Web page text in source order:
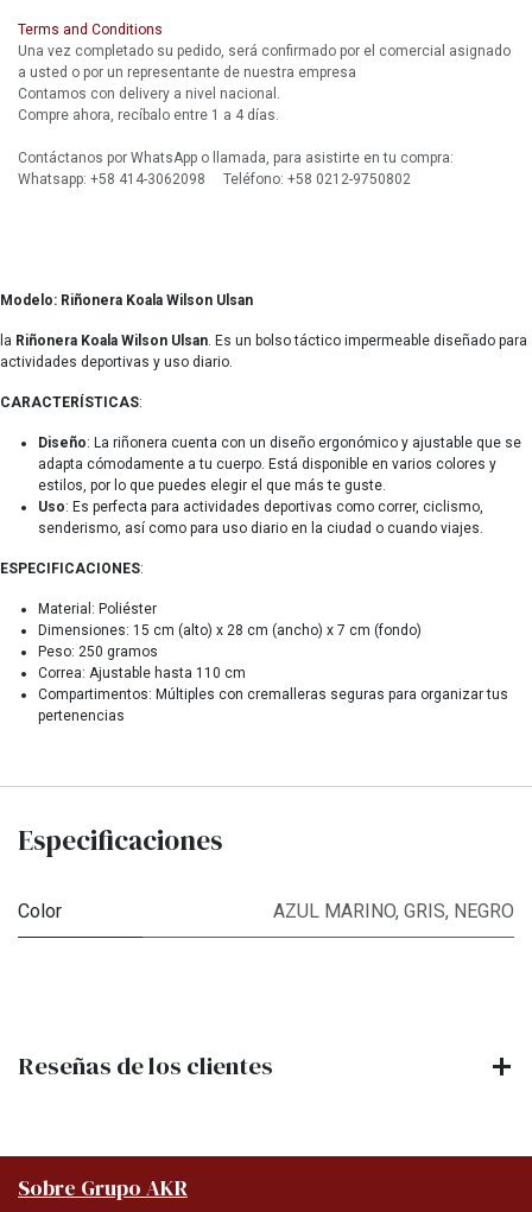
Terms and Conditions
Una vez completado su pedido, será confirmado por el comercial asignado
a usted o por un representante de nuestra empresa
Contamos con delivery a nivel nacional.
Compre ahora, recíbalo entre 1 a 4 días.
Contáctanos por WhatsApp o llamada, para asistirte en tu compra:
Whatsapp: +58 414-3062098 Teléfono: +58 0212-9750802
Modelo: Riñonera Koala Wilson Ulsan
la Riñonera Koala Wilson Ulsan. Es un bolso táctico impermeable diseñado para
actividades deportivas y uso diario.
CARACTERÍSTICAS:
Diseño: La riñonera cuenta con un diseño ergonómico y ajustable que se
adapta cómodamente a tu cuerpo. Está disponible en varios colores y
estilos, por lo que puedes elegir el que más te guste.
Uso: Es perfecta para actividades deportivas como correr, ciclismo,
senderismo, así como para uso diario en la ciudad o cuando viajes.
ESPECIFICACIONES:
Material: Poliéster
Dimensiones: 15 cm (alto) x 28 cm (ancho) x 7 cm (fondo)
Peso: 250 gramos
Correa: Ajustable hasta 110 cm
Compartimentos: Múltiples con cremalleras seguras para organizar tus
pertenencias
Especificaciones
Color AZUL MARINO, GRIS, NEGRO
Reseñas de los clientes
Sobre Grupo AKR